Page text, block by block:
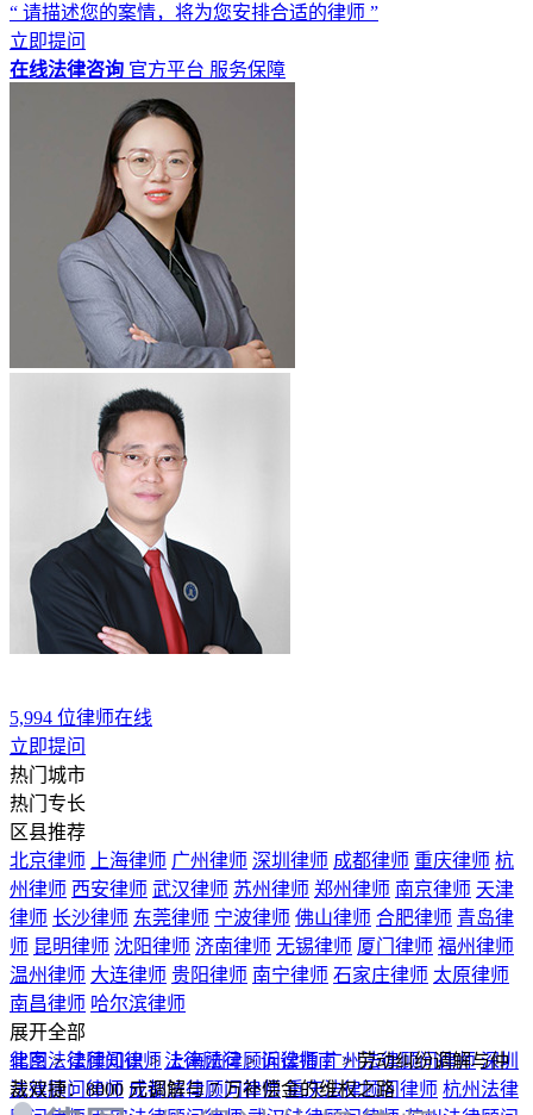
“ 请描述您的案情，将为您安排合适的律师 ”
立即提问
在线法律咨询 官方平台 服务保障